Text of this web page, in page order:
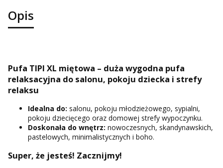
Opis
Pufa TIPI XL miętowa – duża wygodna pufa
relaksacyjna do salonu, pokoju dziecka i strefy
relaksu
Idealna do: salonu, pokoju młodzieżowego, sypialni,
pokoju dziecięcego oraz domowej strefy wypoczynku.
Doskonała do wnętrz: nowoczesnych, skandynawskich,
pastelowych, minimalistycznych i boho.
Super, że jesteś! Zacznijmy!